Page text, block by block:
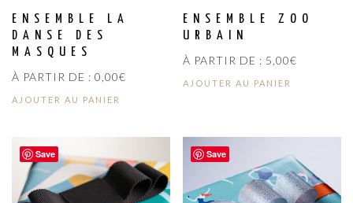
ENSEMBLE LA
DANSE DES
MASQUES
À PARTIR DE : 0,00€
AJOUTER AU PANIER
ENSEMBLE ZOO
URBAIN
À PARTIR DE : 5,00€
AJOUTER AU PANIER
Save Save